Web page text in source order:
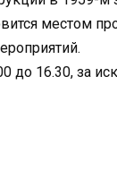
местом
до 16.30, за